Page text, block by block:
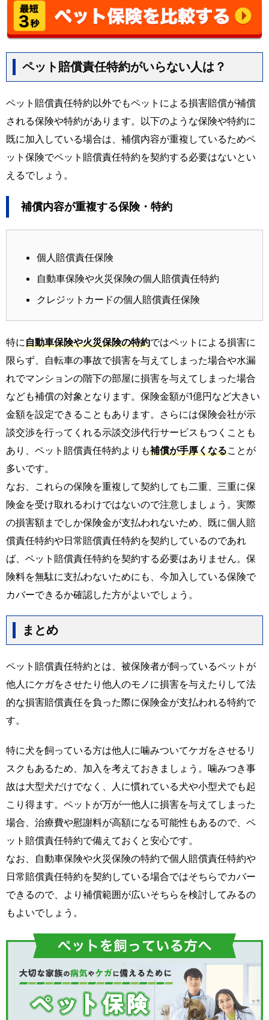
ペット賠償責任特約がいらない人は？
ペット賠償責任特約以外でもペットによる損害賠償が補償
される保険や特約があります。以下のような保険や特約に
既に加入している場合は、補償内容が重複しているためペ
ット保険でペット賠償責任特約を契約する必要はないとい
えるでしょう。
補償内容が重複する保険・特約
個人賠償責任保険
自動車保険や火災保険の個人賠償責任特約
クレジットカードの個人賠償責任保険
特に自動車保険や火災保険の特約ではペットによる損害に
限らず、自転車の事故で損害を与えてしまった場合や水漏
れでマンションの階下の部屋に損害を与えてしまった場合
なども補償の対象となります。保険金額が1億円など大きい
金額を設定できることもあります。さらには保険会社が示
談交渉を行ってくれる示談交渉代行サービスもつくことも
あり、ペット賠償責任特約よりも補償が手厚くなることが
多いです。
なお、これらの保険を重複して契約しても二重、三重に保
険金を受け取れるわけではないので注意しましょう。実際
の損害額までしか保険金が支払われないため、既に個人賠
償責任特約や日常賠償責任特約を契約しているのであれ
ば、ペット賠償責任特約を契約する必要はありません。保
険料を無駄に支払わないためにも、今加入している保険で
カバーできるか確認した方がよいでしょう。
まとめ
ペット賠償責任特約とは、被保険者が飼っているペットが
他人にケガをさせたり他人のモノに損害を与えたりして法
的な損害賠償責任を負った際に保険金が支払われる特約で
す。
特に犬を飼っている方は他人に噛みついてケガをさせるリ
スクもあるため、加入を考えておきましょう。噛みつき事
故は大型犬だけでなく、人に慣れている犬や小型犬でも起
こり得ます。ペットが万が一他人に損害を与えてしまった
場合、治療費や慰謝料が高額になる可能性もあるので、ペ
ット賠償責任特約で備えておくと安心です。
なお、自動車保険や火災保険の特約で個人賠償責任特約や
日常賠償責任特約を契約している場合ではそちらでカバー
できるので、より補償範囲が広いそちらを検討してみるの
もよいでしょう。